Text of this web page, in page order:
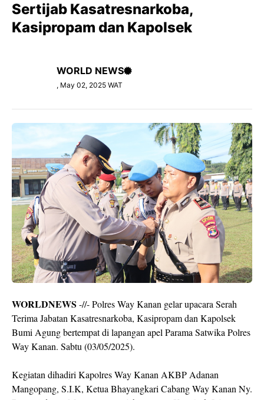
Sertijab Kasatresnarkoba,
Kasipropam dan Kapolsek
WORLD NEWS
, May 02, 2025 WAT
WORLDNEWS -//- Polres Way Kanan gelar upacara Serah
Terima Jabatan Kasatresnarkoba, Kasipropam dan Kapolsek
Bumi Agung bertempat di lapangan apel Parama Satwika Polres
Way Kanan. Sabtu (03/05/2025).
Kegiatan dihadiri Kapolres Way Kanan AKBP Adanan
Mangopang, S.I.K, Ketua Bhayangkari Cabang Way Kanan Ny.